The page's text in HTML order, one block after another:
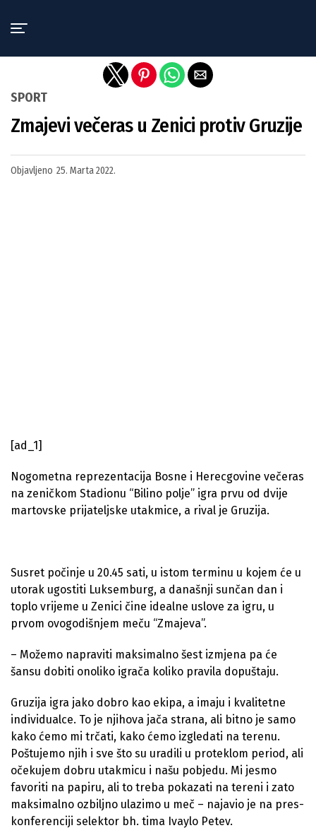
SPORT
Zmajevi večeras u Zenici protiv Gruzije
Objavljeno 25. Marta 2022.
[ad_1]
Nogometna reprezentacija Bosne i Herecgovine večeras
na zeničkom Stadionu “Bilino polje” igra prvu od dvije
martovske prijateljske utakmice, a rival je Gruzija.
Susret počinje u 20.45 sati, u istom terminu u kojem će u
utorak ugostiti Luksemburg, a današnji sunčan dan i
toplo vrijeme u Zenici čine idealne uslove za igru, u
prvom ovogodišnjem meču “Zmajeva”.
– Možemo napraviti maksimalno šest izmjena pa će
šansu dobiti onoliko igrača koliko pravila dopuštaju.
Gruzija igra jako dobro kao ekipa, a imaju i kvalitetne
individualce. To je njihova jača strana, ali bitno je samo
kako ćemo mi trčati, kako ćemo izgledati na terenu.
Poštujemo njih i sve što su uradili u proteklom period, ali
očekujem dobru utakmicu i našu pobjedu. Mi jesmo
favoriti na papiru, ali to treba pokazati na tereni i zato
maksimalno ozbiljno ulazimo u meč – najavio je na pres-
konferenciji selektor bh. tima Ivaylo Petev.